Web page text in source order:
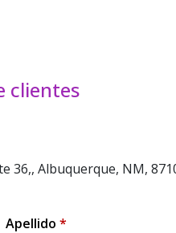
clientes
36,, Albuquerque, NM,
Apellido *